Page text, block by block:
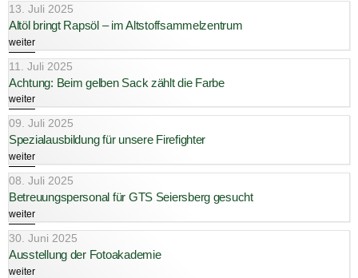
13. Juli 2025
Altöl bringt Rapsöl – im Altstoffsammelzentrum
weiter
11. Juli 2025
Achtung: Beim gelben Sack zählt die Farbe
weiter
09. Juli 2025
Spezialausbildung für unsere Firefighter
weiter
08. Juli 2025
Betreuungspersonal für GTS Seiersberg gesucht
weiter
30. Juni 2025
Ausstellung der Fotoakademie
weiter